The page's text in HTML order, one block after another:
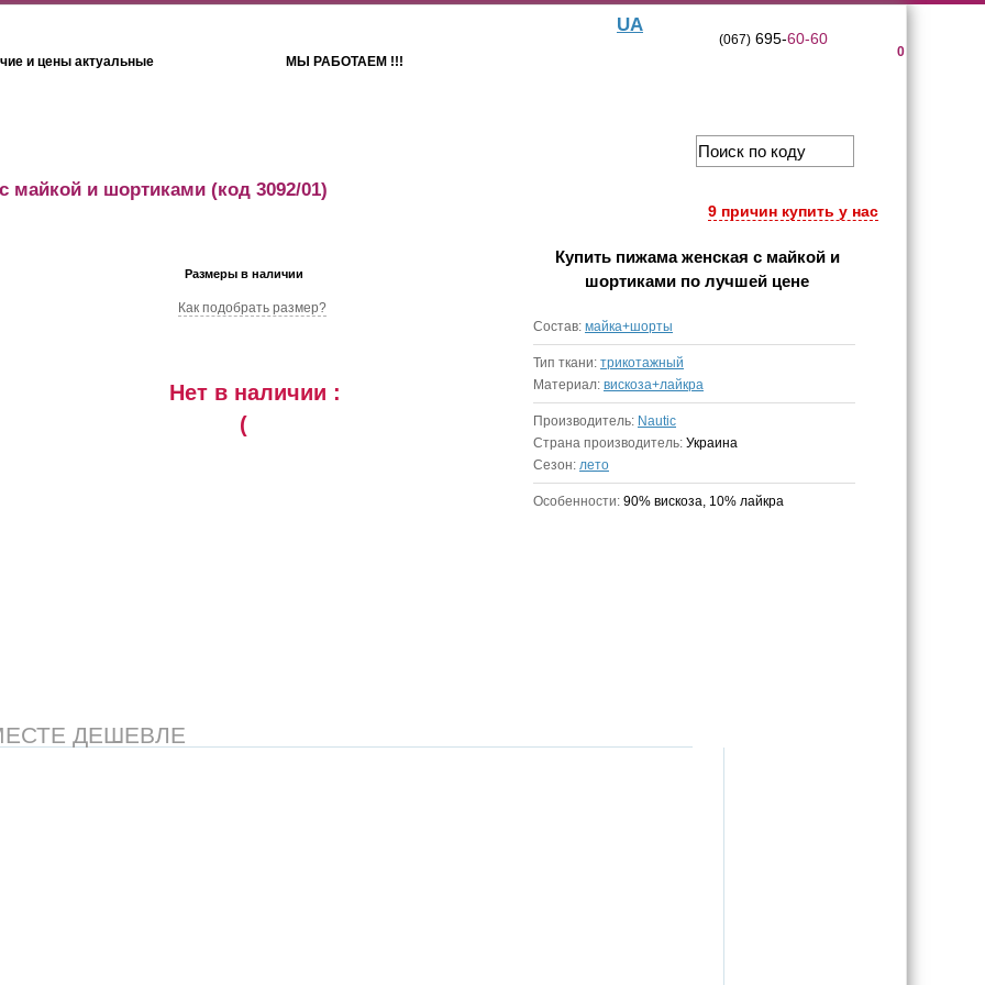
и цены актуальные МЫ РАБОТАЕМ !!!
UA
0
(067)695-60-60
9 причин купить у нас
майкой и шортиками (код 3092/01)
Размеры в наличии
Как подобрать размер?
Нет в наличии :
(
Купить пижама женская с майкой и
шортиками по лучшей цене
Состав: майка+шорты
Тип ткани: трикотажный
Материал: вискоза+лайкра
Производитель: Nautic
Страна производитель: Украина
Сезон: лето
Особенности: 90% вискоза, 10% лайкра
ДЕШЕВЛЕ